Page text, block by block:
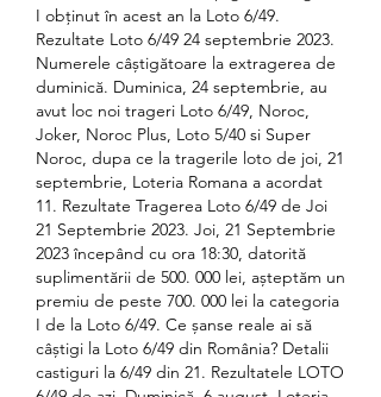
I obținut în acest an la Loto 6/49.
Rezultate Loto 6/49 24 septembrie 2023.
Numerele câștigătoare la extragerea de
duminică. Duminica, 24 septembrie, au
avut loc noi trageri Loto 6/49, Noroc,
Joker, Noroc Plus, Loto 5/40 si Super
Noroc, dupa ce la tragerile loto de joi, 21
septembrie, Loteria Romana a acordat
11. Rezultate Tragerea Loto 6/49 de Joi
21 Septembrie 2023. Joi, 21 Septembrie
2023 începând cu ora 18:30, datorită
suplimentării de 500. 000 lei, așteptăm un
premiu de peste 700. 000 lei la categoria
I de la Loto 6/49. Ce șanse reale ai să
câștigi la Loto 6/49 din România? Detalii
castiguri la 6/49 din 21. Rezultatele LOTO